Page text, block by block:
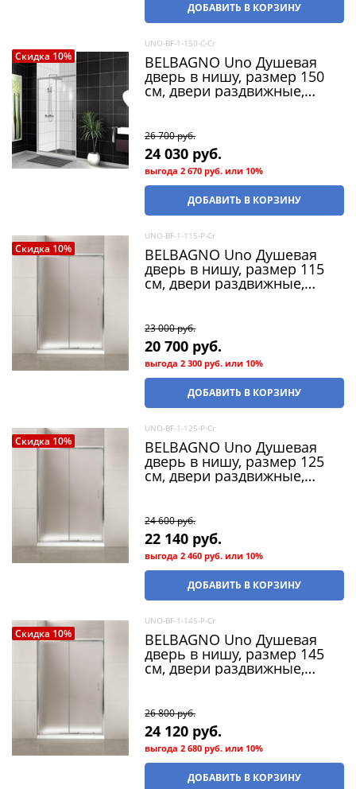
ДОБАВИТЬ В КОРЗИНУ
Скидка 10%
UNO-BF-1-150-C-Cr
BELBAGNO Uno Душевая
дверь в нишу, размер 150
см, двери раздвижные,
26 700 руб.
24 030 руб.
выгода2 670 руб. или 10%
ДОБАВИТЬ В КОРЗИНУ
Скидка 10%
UNO-BF-1-115-P-Cr
BELBAGNO Uno Душевая
дверь в нишу, размер 115
см, двери раздвижные,
23 000 руб.
20 700 руб.
выгода2 300 руб. или 10%
ДОБАВИТЬ В КОРЗИНУ
Скидка 10%
UNO-BF-1-125-P-Cr
BELBAGNO Uno Душевая
дверь в нишу, размер 125
см, двери раздвижные,
24 600 руб.
22 140 руб.
выгода2 460 руб. или 10%
ДОБАВИТЬ В КОРЗИНУ
Скидка 10%
UNO-BF-1-145-P-Cr
BELBAGNO Uno Душевая
дверь в нишу, размер 145
см, двери раздвижные,
26 800 руб.
24 120 руб.
выгода2 680 руб. или 10%
ДОБАВИТЬ В КОРЗИНУ